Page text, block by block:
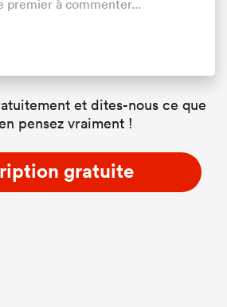
premier à commenter...
et dites-nous ce que
pensez vraiment !
gratuite